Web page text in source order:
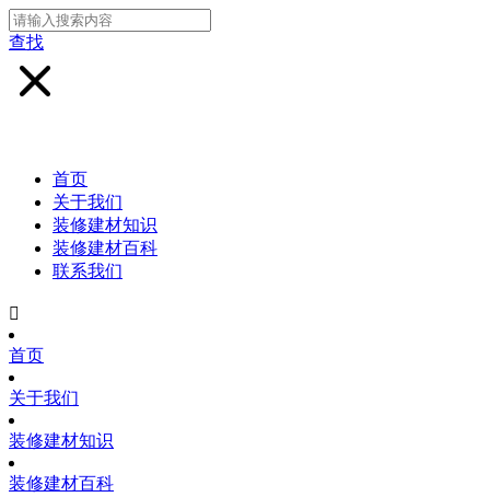
查找
首页
关于我们
装修建材知识
装修建材百科
联系我们

首页
关于我们
装修建材知识
装修建材百科